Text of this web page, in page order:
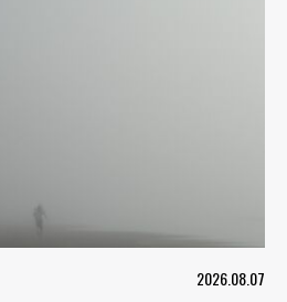
2026.08.07